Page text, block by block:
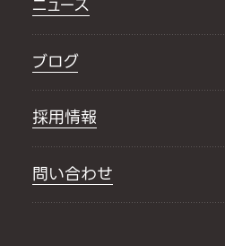
ニュース
ブログ
採用情報
問い合わせ